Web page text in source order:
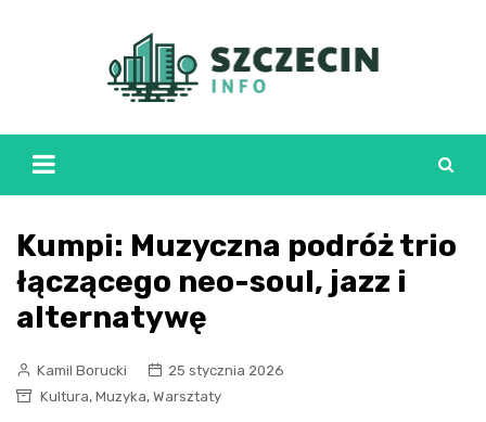
Kumpi: Muzyczna podróż trio
łączącego neo-soul, jazz i
alternatywę
Kamil Borucki
25 stycznia 2026
Kultura, Muzyka, Warsztaty